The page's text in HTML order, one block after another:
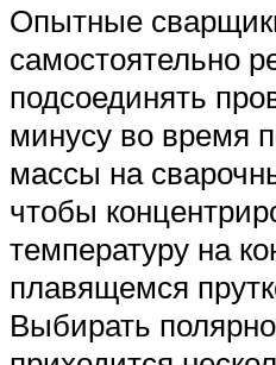
Опытные
самостоятельно
подсоединять
минусу во время
массы на
чтобы
температуру на
плавящемся
Выбирать